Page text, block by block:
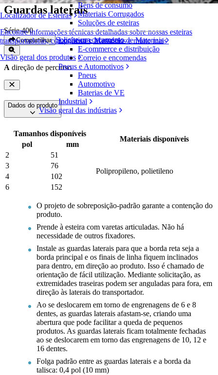
Localizador de Esteiras
Encontre informações técnicas detalhadas sobre nossas esteiras
transportadoras, componentes, acessórios e muito mais
Visão geral dos produtos
Bens de consumo
Materiais Corrugados
Soluções de esteiras
Logística e Manuseio de Materiais
E-commerce e distribuição
Correio e encomendas
Pneus e Automotivos
Pneus
Automotivo
Baterias de VE
Industrial
Visão geral das indústrias
Guardas laterais
Série 400
Compartilhar Solicite um orçamento
A direção de percurso
Dados do produto
Tamanhos disponíveis
Materiais disponíveis
pol
mm
2
51
Polipropileno, polietileno
3
76
4
102
6
152
O projeto de sobreposição-padrão garante a contenção do
produto.
Prende à esteira com varetas articuladas. Não há
necessidade de outros fixadores.
Instale as guardas laterais para que a borda reta seja a
borda principal e os finais de linha fiquem inclinados
para dentro, em direção ao produto. Isso é chamado de
orientação de fácil utilização. Mediante solicitação, as
extremidades traseiras podem ser anguladas para fora, em
direção às laterais do transportador.
Ao se deslocarem em torno de engrenagens de 6 e 8
dentes, as guardas laterais afastam-se, criando uma
abertura que pode facilitar a queda de pequenos
produtos. As guardas laterais ficam totalmente fechadas
ao se deslocarem em torno das engrenagens de 10, 12 e
16 dentes.
Folga padrão entre as guardas laterais e a borda da
talisca: 0,4 pol (10 mm)